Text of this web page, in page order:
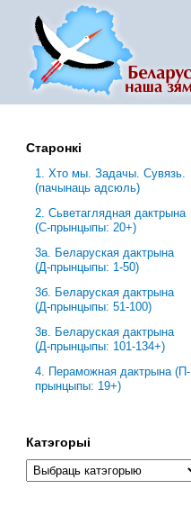
Старонкі
1. Хто мы. Задачы. Сувязь.
(пачынаць адсюль)
2. Сьветаглядная дактрына
(С-прынцыпы: 20+)
3a. Беларуская дактрына
(Д-прынцыпы: 1-50)
3б. Беларуская дактрына
(Д-прынцыпы: 51-100)
3в. Беларуская дактрына
(Д-прынцыпы: 101-134+)
4. Пераможная дактрына (П-
прынцыпы: 19+)
Катэгорыі